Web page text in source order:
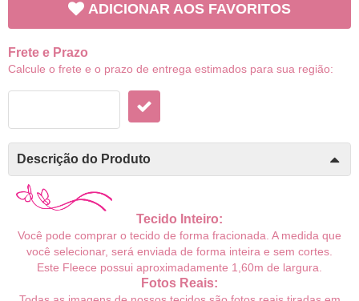
ADICIONAR AOS FAVORITOS
Frete e Prazo
Calcule o frete e o prazo de entrega estimados para sua região:
Descrição do Produto
Tecido Inteiro:
Você pode comprar o tecido de forma fracionada. A medida que
você selecionar, será enviada de forma inteira e sem cortes.
Este Fleece possui aproximadamente 1,60m de largura.
Fotos Reais: